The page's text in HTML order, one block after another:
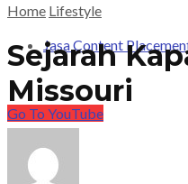
Jasa Content
Go To YouTube
Home Lifestyle
Sejarah
Missouri